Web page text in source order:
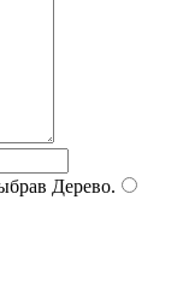
Дерево.